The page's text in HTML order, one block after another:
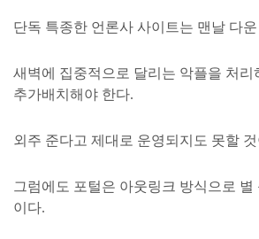
단독 특종한 언론사 사이트는 맨날 다
새벽에 집중적으로 달리는 악플을 처리
추가배치해야 한다.
외주 준다고 제대로 운영되지도 못할
그럼에도 포털은 아웃링크 방식으로 별
이다.